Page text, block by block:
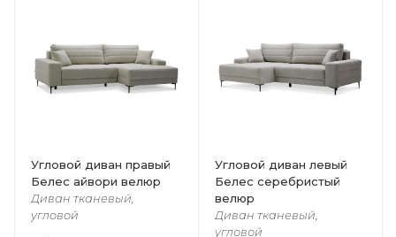
Угловой диван правый
Белес айвори велюр
Диван тканевый,
угловой
Угловой диван левый
Белес серебристый
велюр
Диван тканевый,
угловой